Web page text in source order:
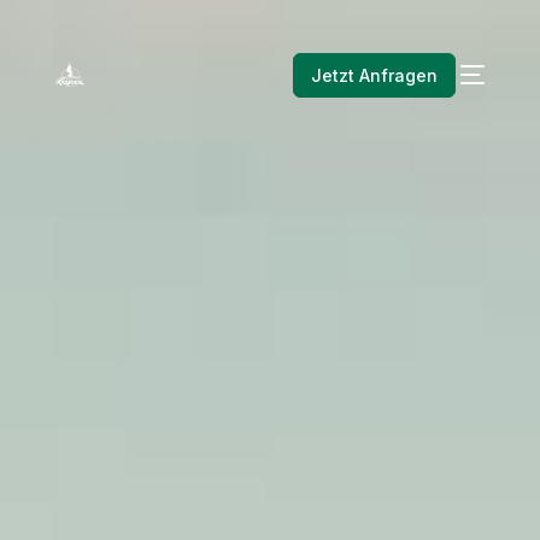
Jetzt Anfragen